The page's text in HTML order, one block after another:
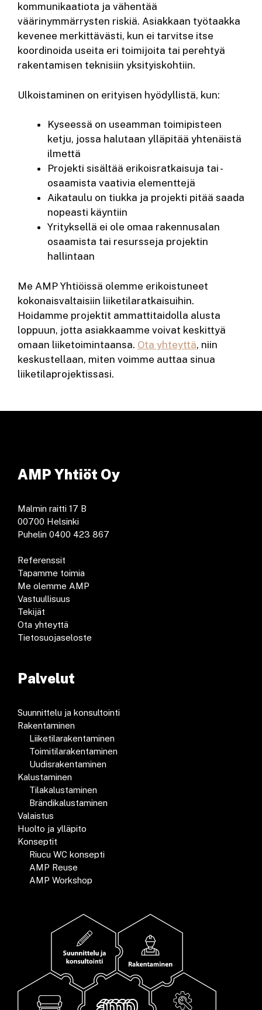
kommunikaatiota ja vähentää
väärinymmärrysten riskiä. Asiakkaan työtaakka
kevenee merkittävästi, kun ei tarvitse itse
koordinoida useita eri toimijoita tai perehtyä
rakentamisen teknisiin yksityiskohtiin.
Ulkoistaminen on erityisen hyödyllistä, kun:
Kyseessä on useamman toimipisteen
ketju, jossa halutaan ylläpitää yhtenäistä
ilmettä
Projekti sisältää erikoisratkaisuja tai -
osaamista vaativia elementtejä
Aikataulu on tiukka ja projekti pitää saada
nopeasti käyntiin
Yrityksellä ei ole omaa rakennusalan
osaamista tai resursseja projektin
hallintaan
Me AMP Yhtiöissä olemme erikoistuneet
kokonaisvaltaisiin liiketilaratkaisuihin.
Hoidamme projektit ammattitaidolla alusta
loppuun, jotta asiakkaamme voivat keskittyä
omaan liiketoimintaansa. Ota yhteyttä, niin
keskustellaan, miten voimme auttaa sinua
liiketilaprojektissasi.
AMP Yhtiöt Oy
Malmin raitti 17 B
00700 Helsinki
Puhelin 0400 423 867
Referenssit
Tapamme toimia
Me olemme AMP
Vastuullisuus
Tekijät
Ota yhteyttä
Tietosuojaseloste
Palvelut
Suunnittelu ja konsultointi
Rakentaminen
Liiketilarakentaminen
Toimitilarakentaminen
Uudisrakentaminen
Kalustaminen
Tilakalustaminen
Brändikalustaminen
Valaistus
Huolto ja ylläpito
Konseptit
Riucu WC konsepti
AMP Reuse
AMP Workshop